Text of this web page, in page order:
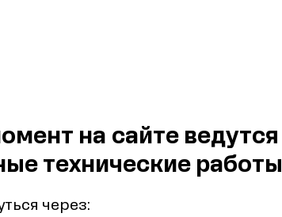
на сайте ведутся
технические работы
через: